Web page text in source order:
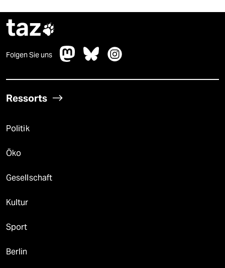
taz
Folgen Sie uns
Ressorts
Politik
Öko
Gesellschaft
Kultur
Sport
Berlin